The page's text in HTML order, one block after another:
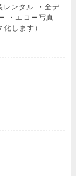
ンタル ・全デ
・エコー写真
します）